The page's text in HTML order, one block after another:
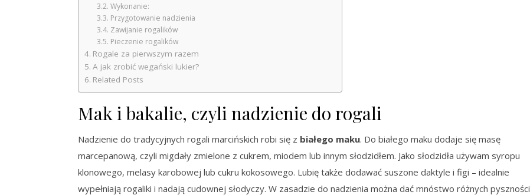
Wykonanie:
Przygotowanie nadzienia
Zawijanie rogalików
Pieczenie rogalików
Rogale za pierwszym razem
A jak zrobić wegański lukier?
Related Posts
Mak i bakalie, czyli nadzienie do rogali
Nadzienie do tradycyjnych rogali marcińskich robi się z białego maku. Do białego maku dodaje się masę
marcepanową, czyli migdały zmielone z cukrem, miodem lub innym słodzidłem. Jako słodzidła używam syropu
klonowego, melasy karobowej lub cukru kokosowego. Lubię także dodawać suszone daktyle i figi – idealnie
wypełniają rogaliki i nadają cudownej słodyczy. W zasadzie do nadzienia można dać mnóstwo różnych pyszności